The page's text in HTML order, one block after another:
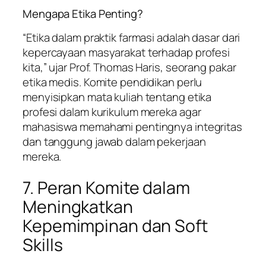
Mengapa Etika Penting?
“Etika dalam praktik farmasi adalah dasar dari
kepercayaan masyarakat terhadap profesi
kita,” ujar Prof. Thomas Haris, seorang pakar
etika medis. Komite pendidikan perlu
menyisipkan mata kuliah tentang etika
profesi dalam kurikulum mereka agar
mahasiswa memahami pentingnya integritas
dan tanggung jawab dalam pekerjaan
mereka.
7. Peran Komite dalam
Meningkatkan
Kepemimpinan dan Soft
Skills